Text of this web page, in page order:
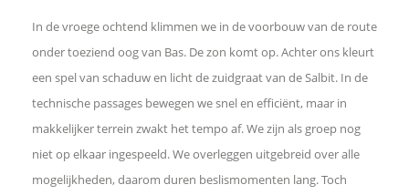
In de vroege ochtend klimmen we in de voorbouw van de route
onder toeziend oog van Bas. De zon komt op. Achter ons kleurt
een spel van schaduw en licht de zuidgraat van de Salbit. In de
technische passages bewegen we snel en efficiënt, maar in
makkelijker terrein zwakt het tempo af. We zijn als groep nog
niet op elkaar ingespeeld. We overleggen uitgebreid over alle
mogelijkheden, daarom duren beslismomenten lang. Toch